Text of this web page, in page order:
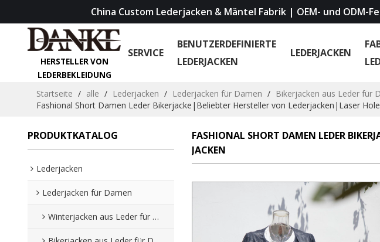
China Custom Lederjacken & Mäntel Fabrik | OEM- und
HERSTELLER VON
LEDERBEKLEIDUNG
SERVICE
BENUTZERDEFINIERTE
LEDERJACKEN
LEDERJACKEN
Startseite / alle / Lederjacken / Lederjacken für Damen / Bikerjacken aus Leder für
Fashional Short Damen Leder Bikerjacke|Beliebter Hersteller von Lederjacken|Laser
PRODUKTKATALOG
Lederjacken
Lederjacken für Damen
Winterjacken aus Leder für Damen
FASHIONAL SHORT DAMEN LEDER
JACKEN